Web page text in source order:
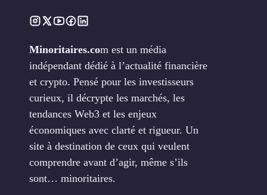
Minoritaires.com est un média
indépendant dédié à l’actualité financière
et crypto. Pensé pour les investisseurs
curieux, il décrypte les marchés, les
tendances Web3 et les enjeux
économiques avec clarté et rigueur. Un
site à destination de ceux qui veulent
comprendre avant d’agir, même s’ils
sont… minoritaires.